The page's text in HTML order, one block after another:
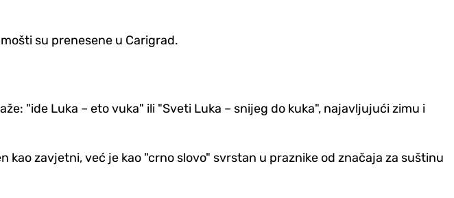
su prenesene u Carigrad.
"ide Luka – eto vuka" ili "Sveti Luka – snijeg do kuka", najavljujući zimu i
zavjetni, već je kao "crno slovo" svrstan u praznike od značaja za suštinu